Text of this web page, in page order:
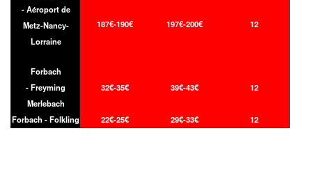
- Aéroport de
Metz-Nancy-
Lorraine
187€-190€ 197€-200€ 12
Forbach
- Freyming
Merlebach
32€-35€ 39€-43€ 12
Forbach - Folkling 22€-25€ 29€-33€ 12